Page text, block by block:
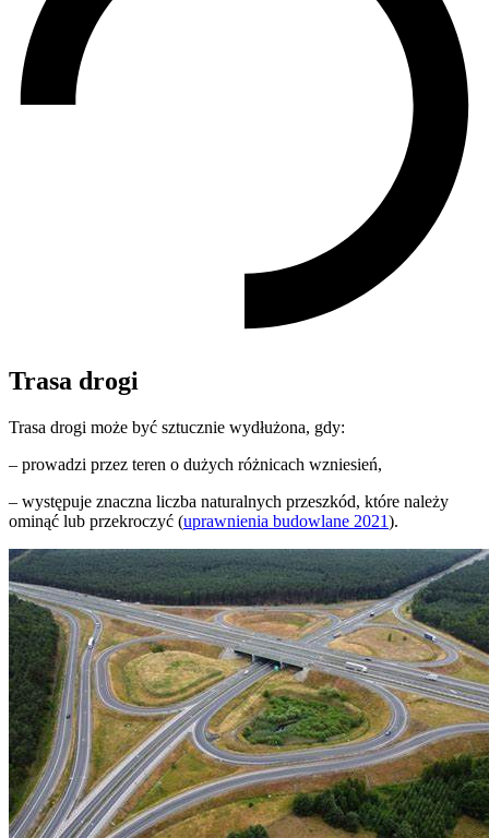
Trasa drogi
Trasa drogi może być sztucznie wydłużona, gdy:
– prowadzi przez teren o dużych różnicach wzniesień,
– występuje znaczna liczba naturalnych przeszkód, które należy
ominąć lub przekroczyć (uprawnienia budowlane 2021).